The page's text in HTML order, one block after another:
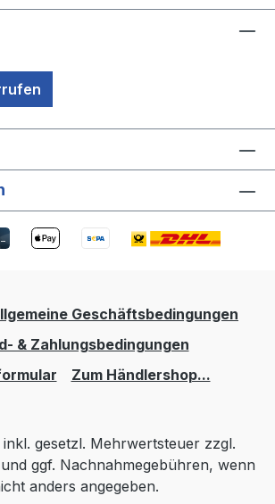
Geschäftsbedingungen
& Zahlungsbedingungen
Zum Händlershop...
gesetzl. Mehrwertsteuer zzgl.
ggf. Nachnahmegebühren, wenn
anders angegeben.